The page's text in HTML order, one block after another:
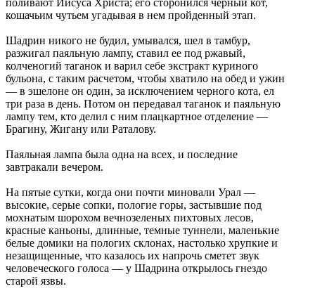
кошачьим чутьем угадывая в нем пройденный этап.
Шадрин никого не будил, умывался, шел в тамбур,
разжигал паяльную лампу, ставил ее под ржавый,
колченогий таганок и варил себе экстракт куриного
бульона, с таким расчетом, чтобы хватило на обед и ужин
— в эшелоне он один, за исключением черного кота, ел
три раза в день. Потом он передавал таганок и паяльную
лампу тем, кто делил с ним плацкартное отделение —
Брагину, Жигану или Раталову.
Паяльная лампа была одна на всех, и последние
завтракали вечером.
На пятые сутки, когда они почти миновали Урал —
высокие, серые сопки, пологие горы, застывшие под
мохнатым шорохом вечнозеленых пихтовых лесов,
красные каньоны, длинные, темные туннели, маленькие
белые домики на пологих склонах, настолько хрупкие и
незащищенные, что казалось их напрочь сметет звук
человеческого голоса — у Шадрина открылось гнездо
старой язвы.